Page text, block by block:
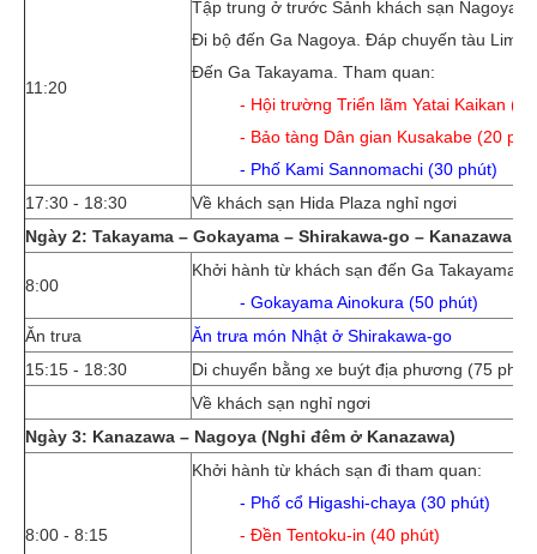
11:20
Tập trung ở trước Sảnh khách sạn Nagoya
Đi bộ đến Ga Nagoya. Đáp chuyến tàu
Đến Ga Takayama. Tham quan:
- Hội trường Triển lãm Yatai Kaikan
- Bảo tàng Dân gian Kusakabe (20
- Phố Kami Sannomachi (30 phút)
17:30 - 18:30
Về khách sạn Hida Plaza nghỉ ngơi
Ngày 2: Takayama – Gokayama – Shirakawa-go – Kanazawa
8:00
Khởi hành từ khách sạn đến Ga Takayama.
- Gokayama Ainokura (50 phút)
Ăn trưa
Ăn trưa món Nhật ở Shirakawa-go
15:15 - 18:30
Di chuyển bằng xe buýt địa phương (75
Về khách sạn nghỉ ngơi
Ngày 3: Kanazawa – Nagoya (Nghỉ đêm ở Kanazawa)
8:00 - 8:15
Khởi hành từ khách sạn đi tham quan:​
- Phố cổ Higashi-chaya (30 phút)
- Ðền Tentoku-in (40 phút)